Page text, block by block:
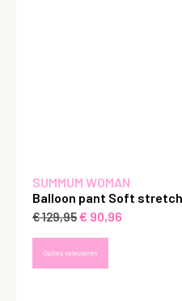
SUMMUM WOMAN
Balloon pant Soft
€129,95€ 90,96
Opties selecteren